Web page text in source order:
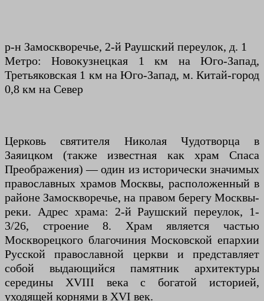
р-н Замоскворечье, 2-й Раушский переулок, д. 1
Метро: Новокузнецкая 1 км на Юго-Запад,
Третьяковская 1 км на Юго-Запад, м. Китай-город
0,8 км на Север
Церковь святителя Николая Чудотворца в
Заяицком (также известная как храм Спаса
Преображения) — один из исторически значимых
православных храмов Москвы, расположенный в
районе Замоскворечье, на правом берегу Москвы-
реки. Адрес храма: 2-й Раушский переулок, 1-
3/26, строение 8. Храм является частью
Москворецкого благочиния Московской епархии
Русской православной церкви и представляет
собой выдающийся памятник архитектуры
середины XVIII века с богатой историей,
уходящей корнями в XVI век.